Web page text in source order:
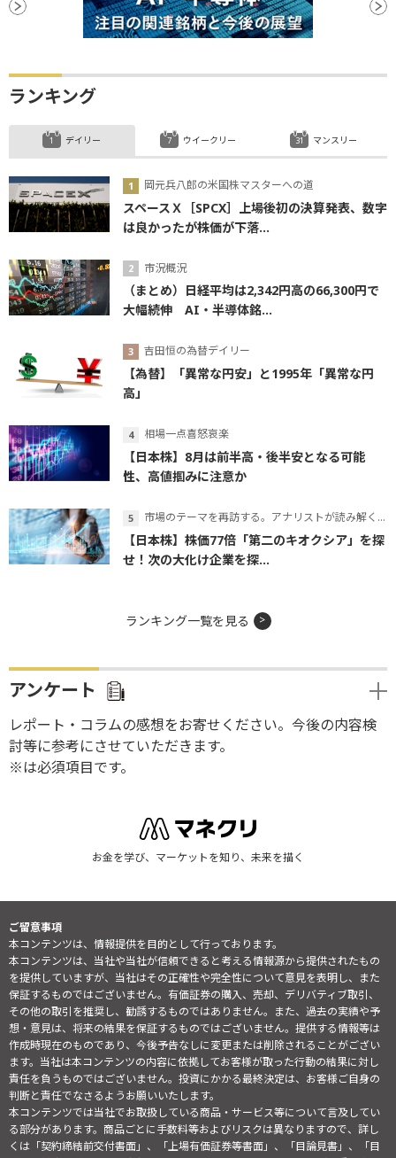
ランキング
デイリー
岡元兵八郎の米国株マスターへの道
スペースＸ［SPCX］上場後初の決算発表、数字
は良かったが株価が下落...
市況概況
（まとめ）日経平均は2,342円高の66,300円で
大幅続伸 AI・半導体銘...
吉田恒の為替デイリー
【為替】「異常な円安」と1995年「異常な円
高」
相場一点喜怒哀楽
【日本株】8月は前半高・後半安となる可能
性、高値掴みに注意か
市場のテーマを再訪する。アナリストが読み解くテーマの本質
【日本株】株価77倍「第二のキオクシア」を探
せ！次の大化け企業を探...
ウイークリー マンスリー
ランキング一覧を見る
アンケート
レポート・コラムの感想をお寄せください。今後の内容検
討等に参考にさせていただきます。
※は必須項目です。
お金を学び、マーケットを知り、未来を描く
ご留意事項
本コンテンツは、情報提供を目的として行っております。
本コンテンツは、当社や当社が信頼できると考える情報源から提供されたもの
を提供していますが、当社はその正確性や完全性について意見を表明し、また
保証するものではございません。有価証券の購入、売却、デリバティブ取引、
その他の取引を推奨し、勧誘するものではありません。また、過去の実績や予
想・意見は、将来の結果を保証するものではございません。提供する情報等は
作成時現在のものであり、今後予告なしに変更または削除されることがござい
ます。当社は本コンテンツの内容に依拠してお客様が取った行動の結果に対し
責任を負うものではございません。投資にかかる最終決定は、お客様ご自身の
判断と責任でなさるようお願いいたします。
本コンテンツでは当社でお取扱している商品・サービス等について言及してい
る部分があります。商品ごとに手数料等およびリスクは異なりますので、詳し
くは「契約締結前交付書面」、「上場有価証券等書面」、「目論見書」、「目